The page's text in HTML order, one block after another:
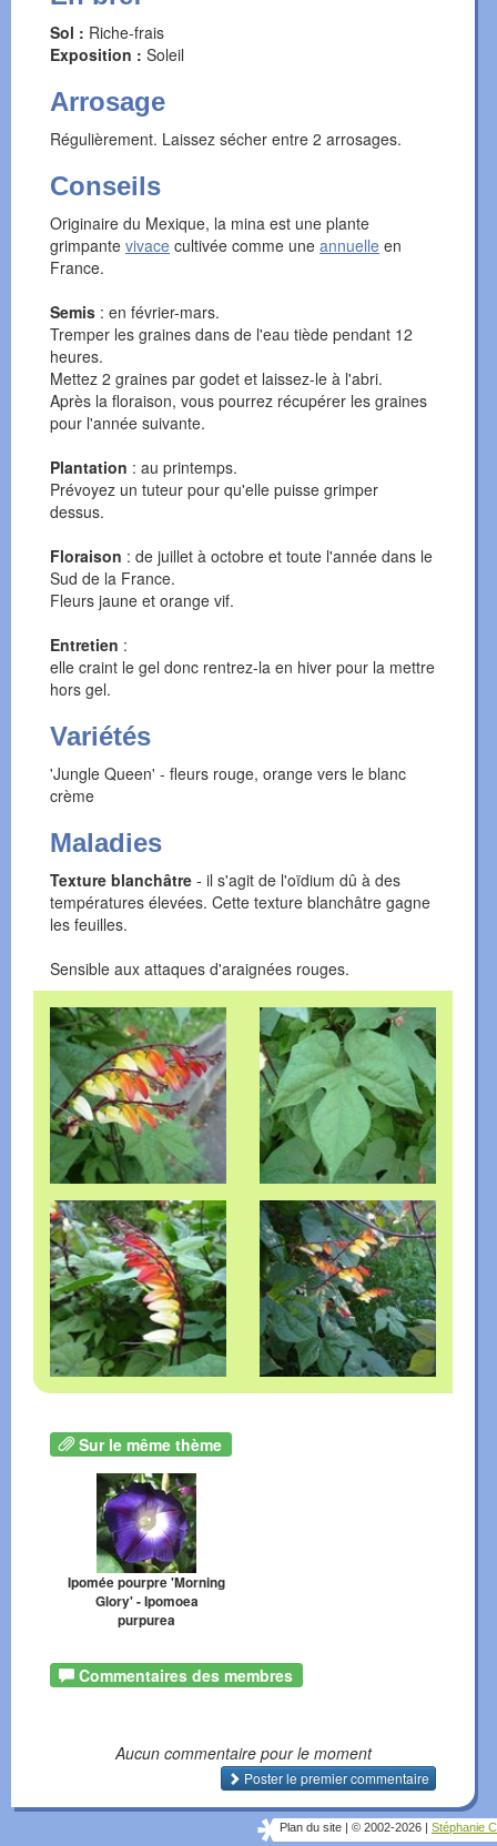
Sol : Riche-frais
Exposition : Soleil
Arrosage
Régulièrement. Laissez sécher entre 2 arrosages.
Conseils
Originaire du Mexique, la mina est une plante
grimpante vivace cultivée comme une annuelle en
France.
Semis : en février-mars.
Tremper les graines dans de l'eau tiède pendant 12
heures.
Mettez 2 graines par godet et laissez-le à l'abri.
Après la floraison, vous pourrez récupérer les graines
pour l'année suivante.
Plantation : au printemps.
Prévoyez un tuteur pour qu'elle puisse grimper
dessus.
Floraison : de juillet à octobre et toute l'année dans le
Sud de la France.
Fleurs jaune et orange vif.
Entretien :
elle craint le gel donc rentrez-la en hiver pour la mettre
hors gel.
Variétés
'Jungle Queen' - fleurs rouge, orange vers le blanc
crème
Maladies
Texture blanchâtre - il s'agit de l'oïdium dû à des
températures élevées. Cette texture blanchâtre gagne
les feuilles.
Sensible aux attaques d'araignées rouges.
Sur le même thème
Ipomée pourpre 'Morning
Glory' - Ipomoea
purpurea
Commentaires des membres
Aucun commentaire pour le moment
Poster le premier commentaire
Plan du site © 2002-2026 Stéphanie C